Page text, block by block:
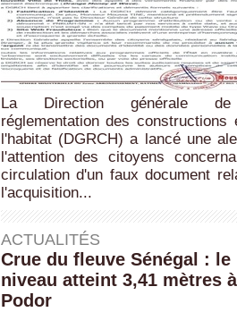
La Direction générale
réglementation des constructions
l'habitat (DGRCH) a lancé une
l'attention des citoyens
circulation d'un faux document
l'acquisition...
ACTUALITÉS
Crue du fleuve Sénégal : le
niveau atteint 3,41 mètres à
Podor